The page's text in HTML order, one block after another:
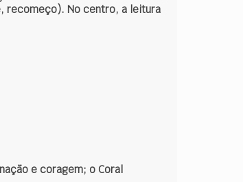
recomeço). No centro, a leitura
e coragem; o Coral